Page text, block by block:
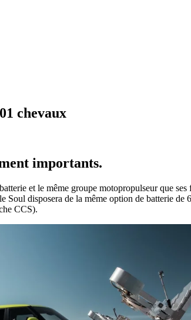
chevaux
importants.
et le même groupe motopropulseur que
Soul disposera de la même option de batterie de
CCS).